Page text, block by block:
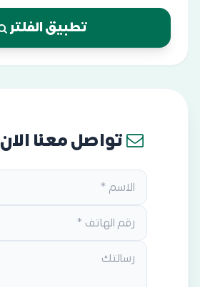
تطبيق الفلتر
تواصل معنا الان